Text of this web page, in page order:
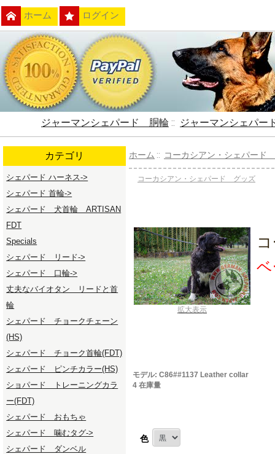
ホーム ログイン
ジャーマンシェパード 胴輪 :: ジャーマンシェパ
カテゴリ
シェパード ハーネス->
シェパード 首輪->
シェパード 犬首輪 ARTISAN
FDT
Specials
シェパード リード->
シェパード 口輪->
丈夫なバイオタン リードと首
輪
シェパード チョークチェーン
(HS)
シェパード チョーク首輪(FDT)
シェパード ピンチカラー(HS)
ショパード トレーニングカラ
ー(FDT)
シェパード おもちゃ
シェパード 噛むタグ->
シェパード ダンベル
ホーム :: コーカシアン・シェパード
コーカシアン・シェパード グッズ
拡大表示
ベ
モデル: C86##1137 Leather collar
4 在庫量
色